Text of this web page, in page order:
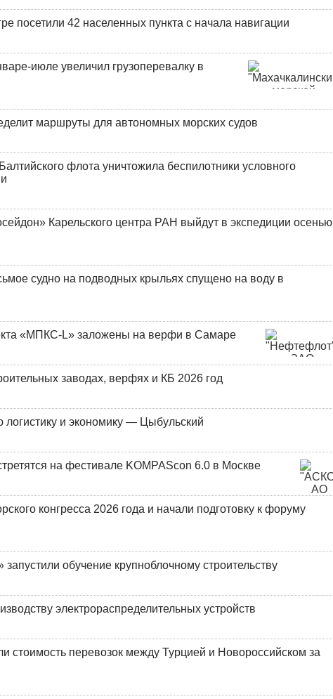
посетили 42 населенных пункта с начала навигации
июле увеличил грузоперевалку в
маршруты для автономных морских судов
флота уничтожила беспилотники условного
Карельского центра РАН выйдут в экспедиции осенью
судно на подводных крыльях спущено на воду в
«МПКС-L» заложены на верфи в Самаре
заводах, верфях и КБ 2026 год
и экономику — Цыбульский
на фестивале KOMPAScon 6.0 в Москве
конгресса 2026 года и начали подготовку к форуму
обучение крупноблочному строительству
электрораспределительных устройств
стоимость перевозок между Турцией и Новороссийском за